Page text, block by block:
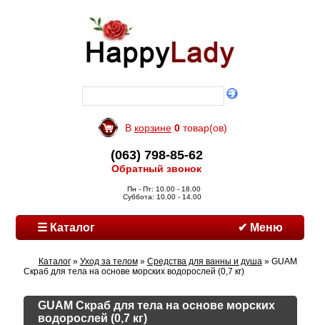
В корзине 0 товар(ов)
(063) 798-85-62
Обратный звонок
Пн - Пт: 10.00 - 18.00
Суббота: 10.00 - 14.00
☰ Каталог ✔ Меню
Каталог» Уход за телом» Средства для ванны и душа» GUAM
Скраб для тела на основе морских водорослей (0,7 кг)
GUAM Скраб для тела на основе морских
водорослей (0,7 кг)